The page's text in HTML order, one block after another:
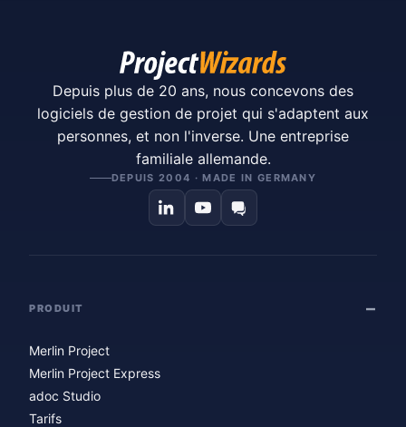
Depuis plus de 20 ans, nous concevons des
logiciels de gestion de projet qui s'adaptent aux
personnes, et non l'inverse. Une entreprise
familiale allemande.
DEPUIS 2004 · MADE IN GERMANY
PRODUIT
Merlin Project
Merlin Project Express
adoc Studio
Tarifs